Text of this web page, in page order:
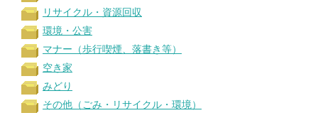
リサイクル・資源回収
環境・公害
マナー（歩行喫煙、落書き等）
空き家
みどり
その他（ごみ・リサイクル・環境）